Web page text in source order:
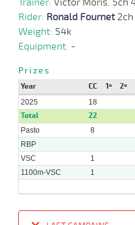
Rider: Ronald Fournet2ch
Weight: 54k
Equipment: -
Prizes
Year CC 1º 2º
2025 18
Total 22
Pasto 8
RBP
VSC
1
1100m-VSC
1